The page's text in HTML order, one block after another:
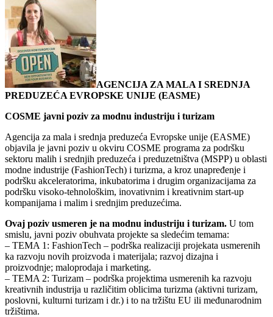
AGENCIJA ZA MALA I SREDNJA
PREDUZEĆA EVROPSKE UNIJE (EASME)
COSME javni poziv za modnu industriju i turizam
Agencija za mala i srednja preduzeća Evropske unije (EASME)
objavila je javni poziv u okviru COSME programa za podršku
sektoru malih i srednjih preduzeća i preduzetništva (MSPP) u oblasti
modne industrije (FashionTech) i turizma, a kroz unapređenje i
podršku akceleratorima, inkubatorima i drugim organizacijama za
podršku visoko-tehnološkim, inovativnim i kreativnim start-up
kompanijama i malim i srednjim preduzećima.
Ovaj poziv usmeren je na modnu industriju i turizam. U tom
smislu, javni poziv obuhvata projekte sa sledećim temama:
– TEMA 1: FashionTech – podrška realizaciji projekata usmerenih
ka razvoju novih proizvoda i materijala; razvoj dizajna i
proizvodnje; maloprodaja i marketing.
– TEMA 2: Turizam – podrška projektima usmerenih ka razvoju
kreativnih industrija u različitim oblicima turizma (aktivni turizam,
poslovni, kulturni turizam i dr.) i to na tržištu EU ili međunarodnim
tržištima.